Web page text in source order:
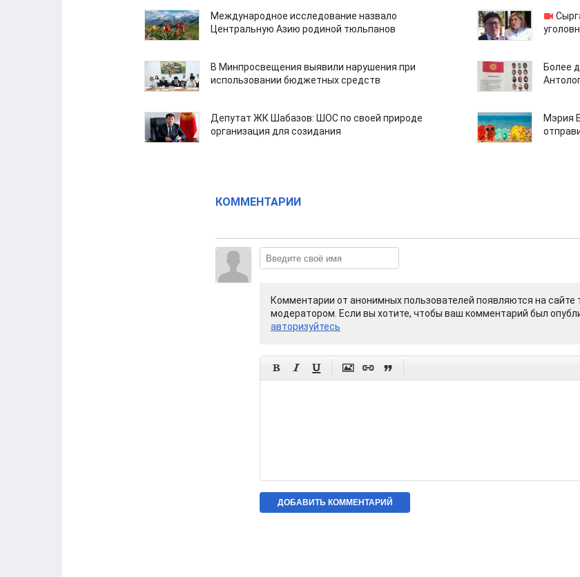
Международное исследование назвало
Центральную Азию родиной тюльпанов
В Минпросвещения выявили нарушения при
использовании бюджетных средств
Более
Депутат ЖК Шабазов: ШОС по своей природе
организация для созидания
Мэрия
КОММЕНТАРИИ
Комментарии от анонимных пользователей появляются на сайте
модератором. Если вы хотите, чтобы ваш комментарий был
авторизуйтесь
     